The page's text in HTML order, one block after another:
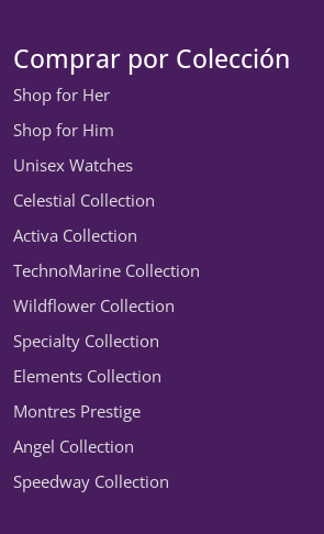
Comprar por Colección
Shop for Her
Shop for Him
Unisex Watches
Celestial Collection
Activa Collection
TechnoMarine Collection
Wildflower Collection
Specialty Collection
Elements Collection
Montres Prestige
Angel Collection
Speedway Collection